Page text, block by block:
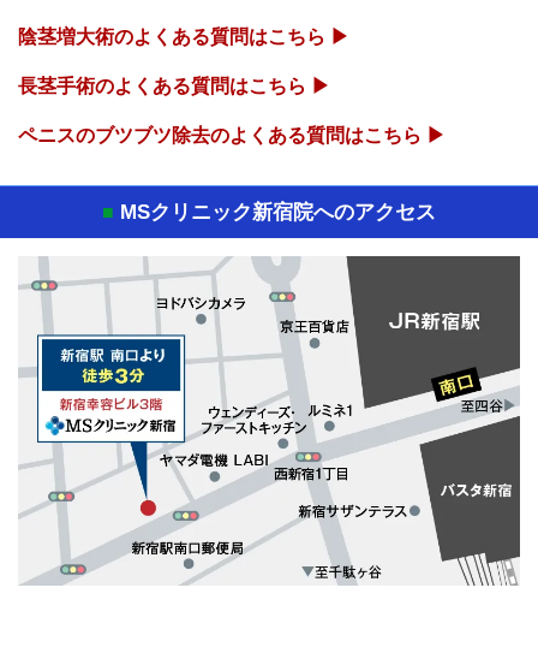
陰茎増大術のよくある質問はこちら ▶
長茎手術のよくある質問はこちら ▶
ペニスのブツブツ除去のよくある質問はこちら ▶
■ MSクリニック新宿院へのアクセス